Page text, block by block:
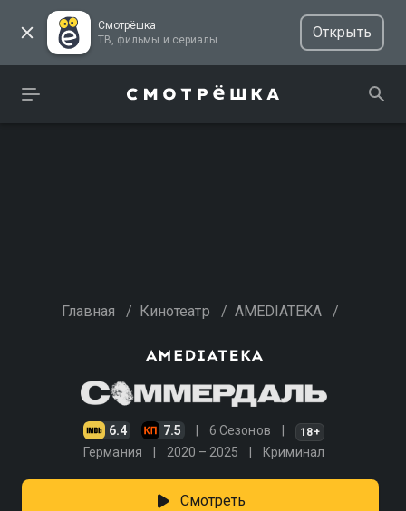
Смотрёшка
ТВ, фильмы и сериалы
Открыть
Главная / Кинотеатр / AMEDIATEKA /
6.4 7.5 6 Сезонов 18+
Германия 2020 – 2025 Криминал
Смотреть